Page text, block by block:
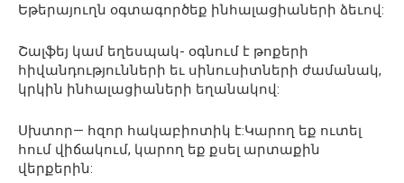
Եթերայուղն օգտագործեք ինհալացիաների ձեւով:
Շալֆեյ կամ եղեսպակ- օգնում է թոքերի
հիվանդությունների եւ սինուսիտների ժամանակ,
կրկին ինհալացիաների եղանակով:
Սխտոր— հզոր հակաբիոտիկ է:Կարող եք ուտել
հում վիճակում, կարող եք քսել արտաքին
վերքերին: